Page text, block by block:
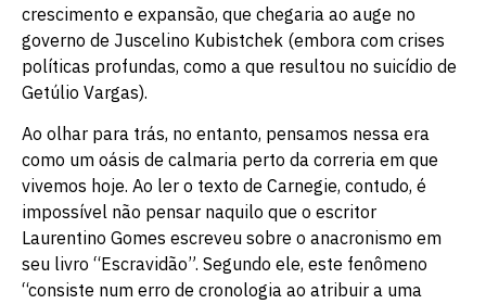
crescimento e expansão, que chegaria ao auge no
governo de Juscelino Kubistchek (embora com crises
políticas profundas, como a que resultou no suicídio de
Getúlio Vargas).
Ao olhar para trás, no entanto, pensamos nessa era
como um oásis de calmaria perto da correria em que
vivemos hoje. Ao ler o texto de Carnegie, contudo, é
impossível não pensar naquilo que o escritor
Laurentino Gomes escreveu sobre o anacronismo em
seu livro “Escravidão”. Segundo ele, este fenômeno
“consiste num erro de cronologia ao atribuir a uma